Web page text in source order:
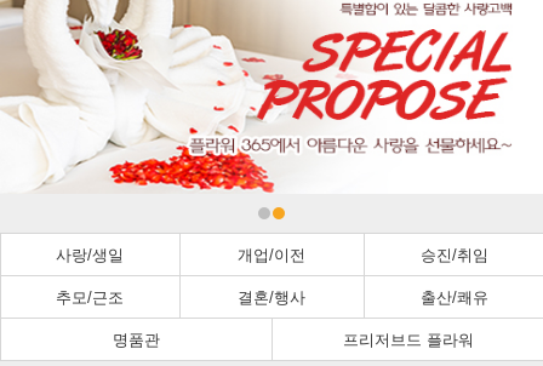
사랑/생일 개업/이전 승진/취임
추모/근조 결혼/행사 출산/쾌유
명품관 프리저브드 플라워